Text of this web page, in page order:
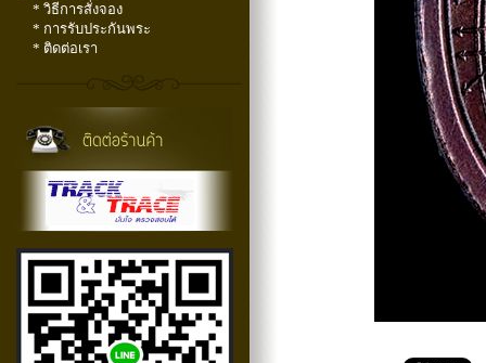
* วิธีการสั่งจอง
* การรับประกันพระ
* ติดต่อเรา